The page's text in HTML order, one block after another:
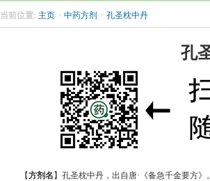
当前位置: 主页 > 中药方剂 > 孔圣枕中丹
孔
【方剂名 】孔圣枕中丹，出自唐·《备急千金要方》。